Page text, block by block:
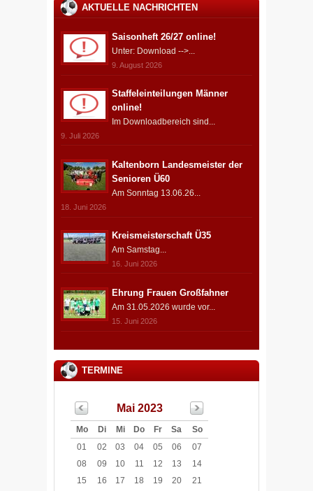
AKTUELLE NACHRICHTEN
Saisonheft 26/27 online!
Unter: Download -->...
9. August 2026
Staffeleinteilungen Männer
online!
Im Downloadbereich sind...
9. Juli 2026
Kaltenborn Landesmeister der
Senioren Ü60
Am Sonntag 13.06.26...
18. Juni 2026
Kreismeisterschaft Ü35
Am Samstag...
16. Juni 2026
Ehrung Frauen Großfahner
Am 31.05.2026 wurde vor...
15. Juni 2026
TERMINE
Mai 2023
Mo Di Mi Do Fr Sa
So
01
02 03 04 05 06
07
08
09 10 11 12 13
14
15
16 17 18 19 20
21